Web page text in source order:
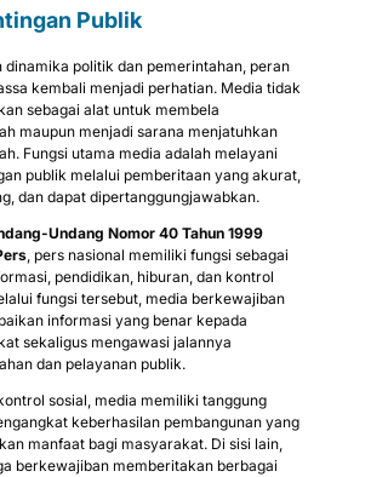
Publik
dinamika politik dan pemerintahan, peran
kembali menjadi perhatian. Media tidak
sebagai alat untuk membela
maupun menjadi sarana menjatuhkan
Fungsi utama media adalah melayani
publik melalui pemberitaan yang akurat,
dan dapat dipertanggungjawabkan.
Undang Nomor 40 Tahun 1999
, pers nasional memiliki fungsi sebagai
pendidikan, hiburan, dan kontrol
fungsi tersebut, media berkewajiban
informasi yang benar kepada
sekaligus mengawasi jalannya
dan pelayanan publik.
sosial, media memiliki tanggung
keberhasilan pembangunan yang
manfaat bagi masyarakat. Di sisi lain,
berkewajiban memberitakan berbagai